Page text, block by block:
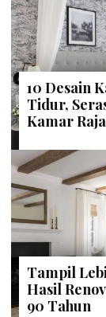
10 Desain
Tidur,
Kamar Raja
Tampil
Hasil
90 Tahun